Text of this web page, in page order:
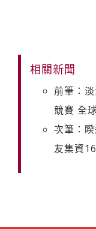
相關新聞
前筆：
競賽 全
次筆：
友集資